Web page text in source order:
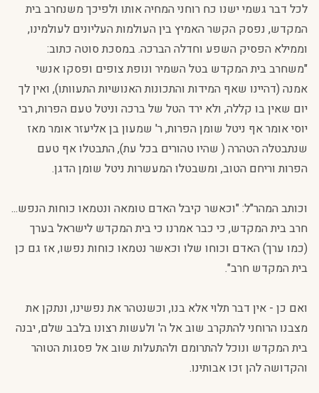
לכל דבר גשמי ישנו כח רוחני המחיה אותו ולפיכך משנחרב בית
המקדש, נפסק הקשר האמיץ בין העולמות העליונים לעולמינו,
וממילא הפסיק השפע וחדלה הברכה. במסכת סוטה כתוב:
"משחרב בית המקדש בטל השמיר ונופת צופים ופסקו אנשי
אמנה (דהיינו שאף המידות והתכונות האנושיות התעוותו), ואין לך
יום שאין בו קללה, ולא ירד הטל של ברכה וניטל טעם הפרות, רבי
יוסי אומר אף ניטל שומן הפרות, ר' שמעון בן אליעזר אומר מאז
שנתבטלה הטהרה ( שהיו טהורים בכל עת), התבטלו אף טעם
הפרות וריחם הטוב, ומשבטלו המעשרות ניטל שומן הדגן.
וכותב המהר"ל: "וכאשר קיבל האדם טומאה ונטמאו כוחות הנפש...
חרב בית המקדש, כי כבר אמרנו כי בית המקדש לישראל בערך
(כמו ערך) האדם וכוחו שלו וכאשר נטמאו כוחות נפשו, אז גם כן
בית המקדש חרב".
ואם כן - אין דבר תלוי אלא בנו, וכשנטהר את נפשינו, ונתקן את
מצבנו הרוחני להתקרב שוב אל ה' ולעשות רצונו בלבב שלם, יבנה
בית המקדש ונוכל להתרומם ולהתעלות שוב אל פסגות הטוהר
והקדושה להן זכו אבותינו.